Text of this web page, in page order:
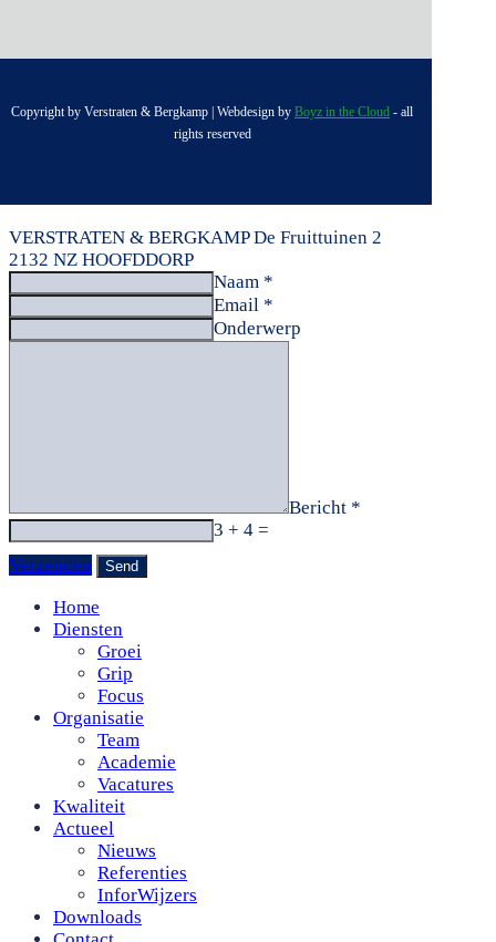
Copyright by Verstraten & Bergkamp | Webdesign byBoyz in the Cloud - all
rights reserved
VERSTRATEN & BERGKAMP De Fruittuinen 2
2132 NZ HOOFDDORP
Naam *
Email *
Onderwerp
Bericht *
3 + 4 =
Verzenden
Home
Diensten
Groei
Grip
Focus
Organisatie
Team
Academie
Vacatures
Kwaliteit
Actueel
Nieuws
Referenties
InforWijzers
Downloads